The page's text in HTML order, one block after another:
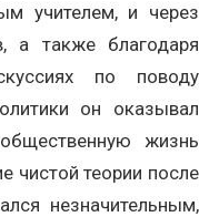
учителем, и через
а также благодаря
по поводу
он оказывал
жизнь
чистой теории после
незначительным,